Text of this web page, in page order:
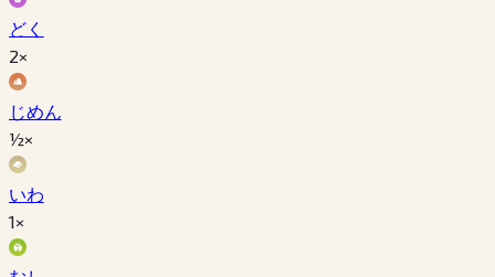
どく
2×
じめん
½×
いわ
1×